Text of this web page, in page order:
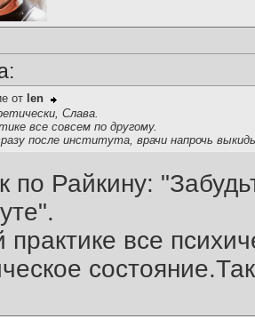
от len
Слава.
все совсем по другому.
после института, врачи напрочь
по Райкину:
все